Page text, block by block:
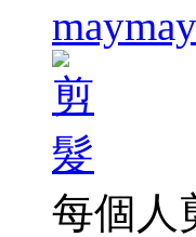
每個人